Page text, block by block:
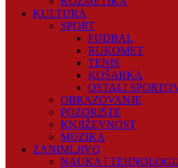
KULTURA
SPORT
FUDBAL
RUKOMET
TENIS
KOŠARKA
OSTALI
OBRAZOVANJE
POZORIŠTE
KNJIŽEVNOST
MUZIKA
ZANIMLJIVO
NAUKA I